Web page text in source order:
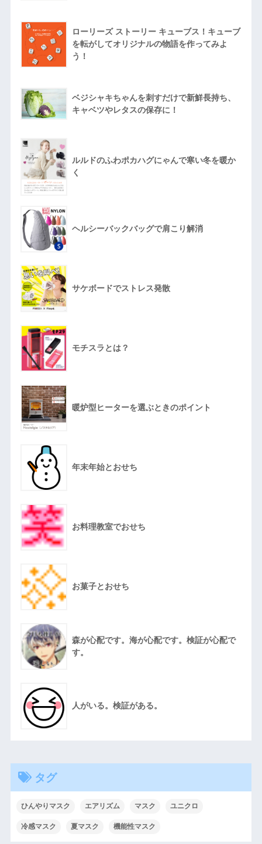
ローリーズ ストーリー キューブス！キューブ
を転がしてオリジナルの物語を作ってみよ
う！
ベジシャキちゃんを刺すだけで新鮮長持ち、
キャベツやレタスの保存に！
ルルドのふわポカハグにゃんで寒い冬を暖か
く
ヘルシーバックバッグで肩こり解消
サケボードでストレス発散
モチスラとは？
暖炉型ヒーターを選ぶときのポイント
年末年始とおせち
お料理教室でおせち
お菓子とおせち
森が心配です。海が心配です。検証が心配で
す。
人がいる。検証がある。
タグ
ひんやりマスク エアリズム マスク ユニクロ
冷感マスク 夏マスク 機能性マスク